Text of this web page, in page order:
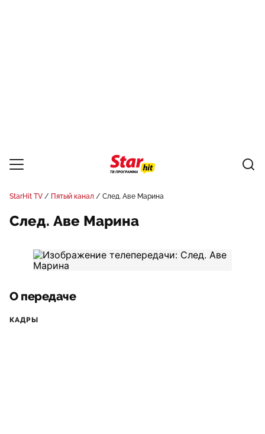
StarHit TV Пятый канал След. Аве Марина
След. Аве Марина
О передаче
КАДРЫ